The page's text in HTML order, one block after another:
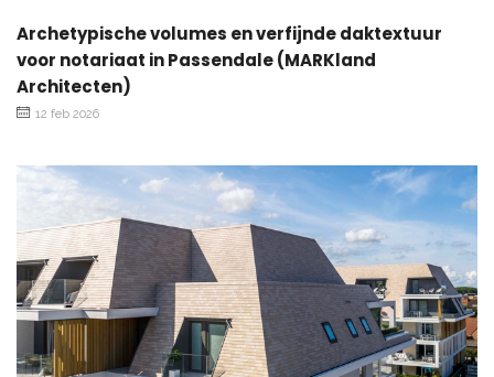
Archetypische volumes en verfijnde daktextuur
voor notariaat in Passendale (MARKland
Architecten)
12 feb 2026